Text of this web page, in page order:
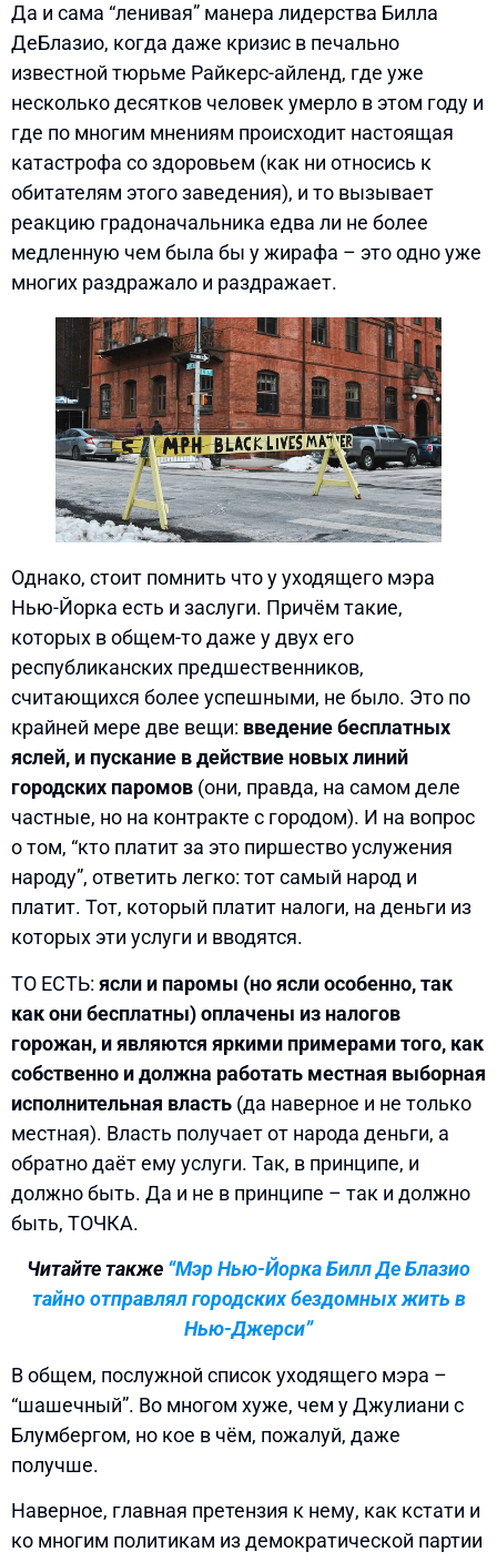
Да и сама “ленивая” манера лидерства Билла
ДеБлазио, когда даже кризис в печально
известной тюрьме Райкерс-айленд, где уже
несколько десятков человек умерло в этом году и
где по многим мнениям происходит настоящая
катастрофа со здоровьем (как ни относись к
обитателям этого заведения), и то вызывает
реакцию градоначальника едва ли не более
медленную чем была бы у жирафа – это одно уже
многих раздражало и раздражает.
Однако, стоит помнить что у уходящего мэра
Нью-Йорка есть и заслуги. Причём такие,
которых в общем-то даже у двух его
республиканских предшественников,
считающихся более успешными, не было. Это по
крайней мере две вещи: введение бесплатных
яслей, и пускание в действие новых линий
городских паромов (они, правда, на самом деле
частные, но на контракте с городом). И на вопрос
о том, “кто платит за это пиршество услужения
народу”, ответить легко: тот самый народ и
платит. Тот, который платит налоги, на деньги из
которых эти услуги и вводятся.
ТО ЕСТЬ: ясли и паромы (но ясли особенно, так
как они бесплатны) оплачены из налогов
горожан, и являются яркими примерами того, как
собственно и должна работать местная выборная
исполнительная власть (да наверное и не только
местная). Власть получает от народа деньги, а
обратно даёт ему услуги. Так, в принципе, и
должно быть. Да и не в принципе – так и должно
быть, ТОЧКА.
Читайте также “Мэр Нью-Йорка Билл Де Блазио
тайно отправлял городских бездомных жить в
Нью-Джерси”
В общем, послужной список уходящего мэра –
“шашечный”. Во многом хуже, чем у Джулиани с
Блумбергом, но кое в чём, пожалуй, даже
получше.
Наверное, главная претензия к нему, как кстати и
ко многим политикам из демократической партии